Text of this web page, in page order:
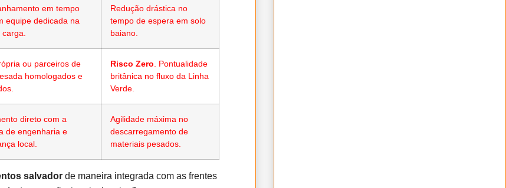
em tempo
equipe dedicada na
carga.
Redução drástica no
tempo de espera em solo
baiano.
ou parceiros de
homologados e
Risco Zero. Pontualidade
britânica no fluxo da Linha
Verde.
direto com a
de engenharia e
local.
Agilidade máxima no
descarregamento de
materiais pesados.
salvador de maneira integrada com as frentes